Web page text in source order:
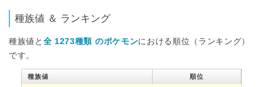
種族値 ＆ ランキング
種族値と 全 1273種類 のポケモンにおける順位（ランキング）
です。
種族値 順位